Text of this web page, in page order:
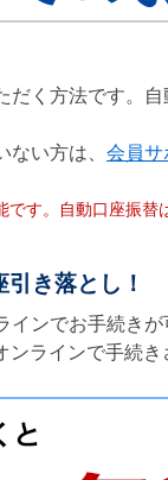
く方法です。
い方は、 会員サ
す。自動口座振替
き落とし！
インでお手続き
ラインで手続